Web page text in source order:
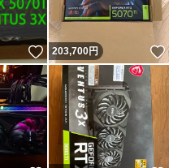
いいね！
203,700円